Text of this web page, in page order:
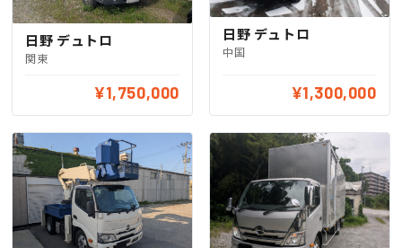
日野 デュトロ
関東
¥1,750,000
日野 デュトロ
中国
¥1,300,000